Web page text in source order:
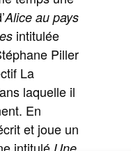
Alice au pays
intitulée
Piller
La
laquelle il
En
et joue un